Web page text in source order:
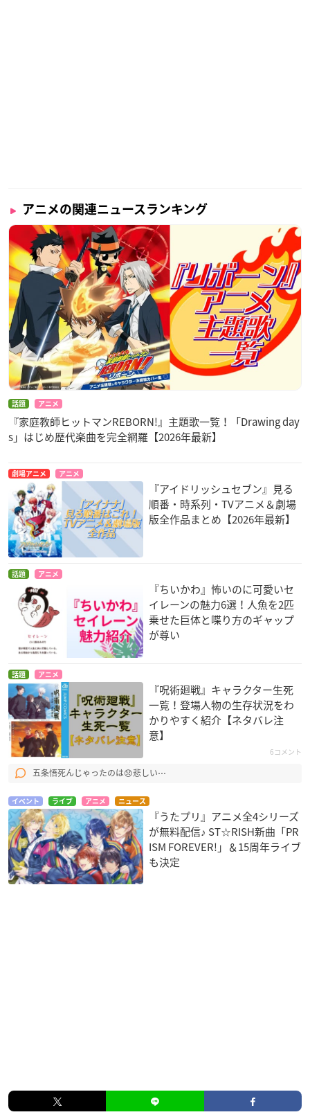
アニメの関連ニュースランキング
話題 アニメ
『家庭教師ヒットマンREBORN!』主題歌一覧！「Drawing day
s」はじめ歴代楽曲を完全網羅【2026年最新】
劇場アニメ アニメ
『アイドリッシュセブン』見る
順番・時系列・TVアニメ＆劇場
版全作品まとめ【2026年最新】
話題 アニメ
『ちいかわ』怖いのに可愛いセ
イレーンの魅力6選！人魚を2匹
乗せた巨体と喋り方のギャップ
が尊い
話題 アニメ
『呪術廻戦』キャラクター生死
一覧！登場人物の生存状況をわ
かりやすく紹介【ネタバレ注
意】
6コメント
五条悟死んじゃったのは😞悲しい⋯
イベント ライブ アニメ ニュース
『うたプリ』アニメ全4シリーズ
が無料配信♪ ST☆RISH新曲「PR
ISM FOREVER!」＆15周年ライブ
も決定